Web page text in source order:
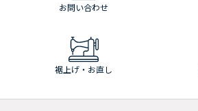
お問い合わせ
裾上げ・お直し